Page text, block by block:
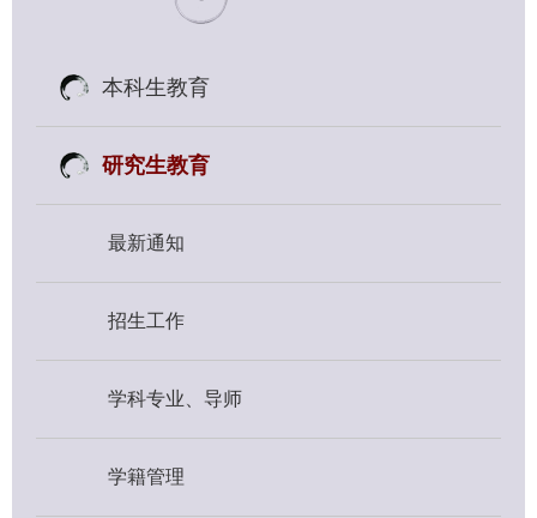
本科生教育
研究生教育
最新通知
招生工作
学科专业、导师
学籍管理